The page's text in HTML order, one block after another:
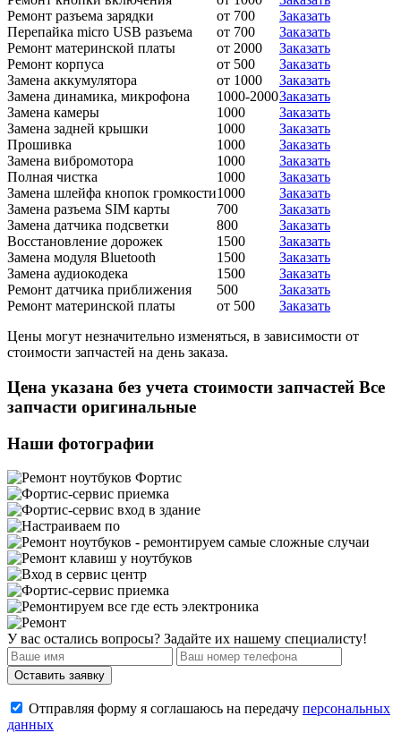
Ремонт разъема зарядки
от 700
Заказать
Перепайка micro USB разъема
от 700
Заказать
Ремонт материнской платы
от 2000
Заказать
Ремонт корпуса
от 500
Заказать
Замена аккумулятора
от 1000
Заказать
Замена динамика, микрофона
1000-2000Заказать
Замена камеры
1000
Заказать
Замена задней крышки
1000
Заказать
Прошивка
1000
Заказать
Замена вибромотора
1000
Заказать
Полная чистка
1000
Заказать
Замена шлейфа кнопок громкости1000
Заказать
Замена разъема SIM карты
700
Заказать
Замена датчика подсветки
800
Заказать
Восстановление дорожек
1500
Заказать
Замена модуля Bluetooth
1500
Заказать
Замена аудиокодека
1500
Заказать
Ремонт датчика приближения
500
Заказать
Ремонт материнской платы
от 500
Заказать
Цены могут незначительно изменяться, в зависимости от
стоимости запчастей на день заказа.
Цена указана без учета стоимости запчастей Все
запчасти оригинальные
Наши фотографии
У вас остались вопросы? Задайте их нашему специалисту!
Отправляя форму я соглашаюсь на передачу персональных
данных